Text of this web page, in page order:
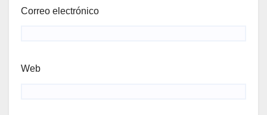
Correo electrónico
Web